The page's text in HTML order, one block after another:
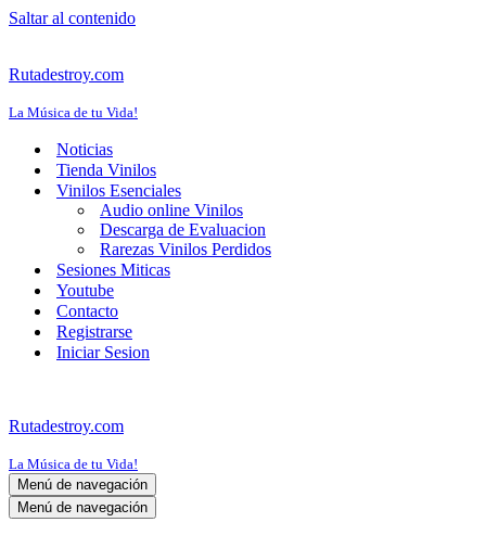
Saltar al contenido
Rutadestroy.com
La Música de tu Vida!
Noticias
Tienda Vinilos
Vinilos Esenciales
Audio online Vinilos
Descarga de Evaluacion
Rarezas Vinilos Perdidos
Sesiones Miticas
Youtube
Contacto
Registrarse
Iniciar Sesion
Rutadestroy.com
La Música de tu Vida!
Menú de navegación
Menú de navegación